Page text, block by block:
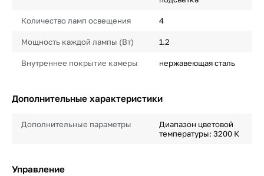
Количество ламп освещения 4
Мощность каждой лампы (Вт) 1.2
Внутреннее покрытие камеры нержавеющая сталь
Дополнительные характеристики
Дополнительные параметры
Диапазон цветовой
температуры: 3200 К
Управление